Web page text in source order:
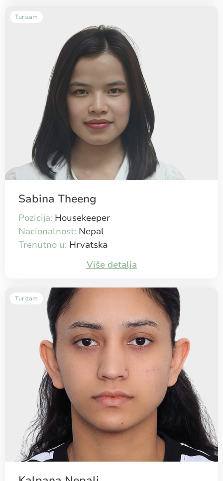
Turizam
Sabina Theeng
Pozicija: Housekeeper
Nacionalnost: Nepal
Trenutno u: Hrvatska
Više detalja
Turizam